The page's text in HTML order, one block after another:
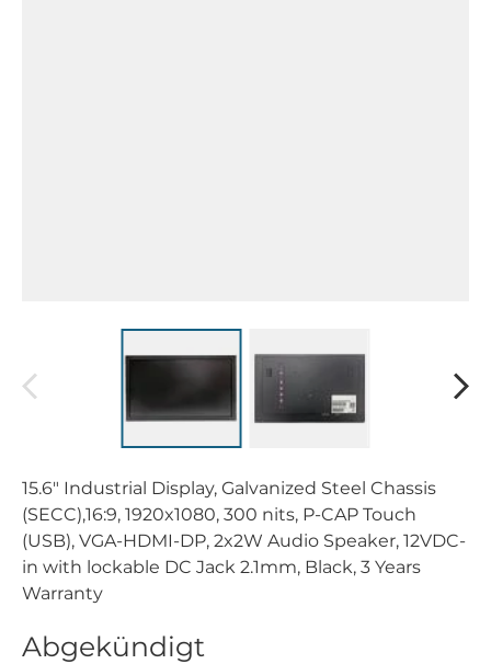
15.6" Industrial Display, Galvanized Steel Chassis
(SECC),16:9, 1920x1080, 300 nits, P-CAP Touch
(USB), VGA-HDMI-DP, 2x2W Audio Speaker, 12VDC-
in with lockable DC Jack 2.1mm, Black, 3 Years
Warranty
Abgekündigt